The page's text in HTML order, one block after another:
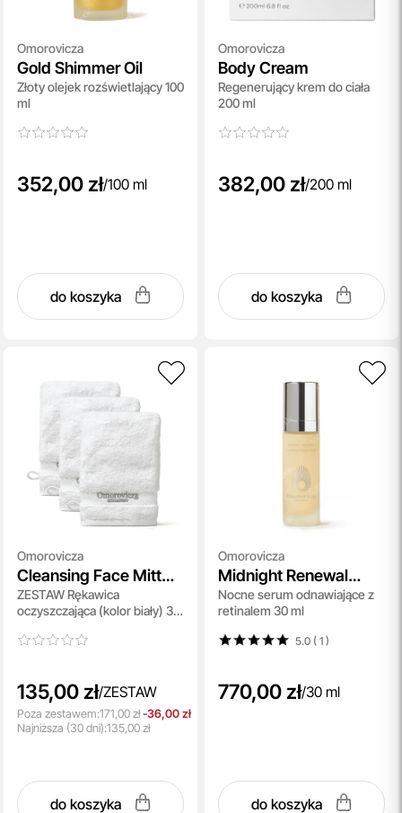
Omorovicza
Gold Shimmer Oil
Złoty olejek rozświetlający 100
ml
352,00 zł/100 ml
do koszyka
Omorovicza
Body Cream
Regenerujący krem do ciała
200 ml
382,00 zł/200 ml
do koszyka
Omorovicza
Cleansing Face Mitt
Trio
ZESTAW Rękawica
oczyszczająca (kolor biały) 3
135,00 zł/ZESTAW
Poza zestawem:171,00 zł-36,00 zł
Najniższa (30 dni):135,00 zł
do koszyka
Omorovicza
Midnight Renewal
Serum
Nocne serum odnawiające z
retinalem 30 ml
5.0 ( 1)
770,00 zł/30 ml
do koszyka